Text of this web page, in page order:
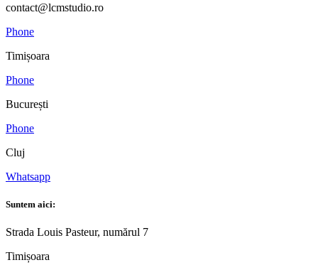
contact@lcmstudio.ro
Phone
Timișoara
Phone
București
Phone
Cluj
Whatsapp
Suntem aici:
Strada Louis Pasteur, numărul 7
Timișoara